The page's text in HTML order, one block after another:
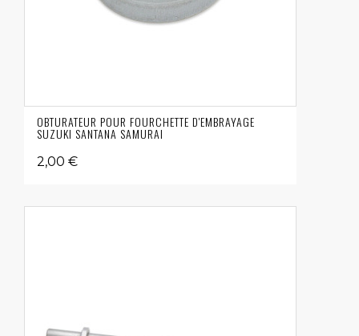
OBTURATEUR POUR FOURCHETTE D'EMBRAYAGE
SUZUKI SANTANA SAMURAI
2,00 €